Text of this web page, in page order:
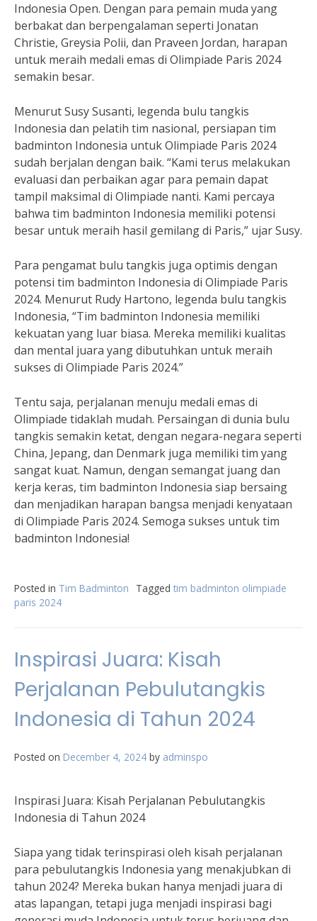
Indonesia Open. Dengan para pemain muda yang
berbakat dan berpengalaman seperti Jonatan
Christie, Greysia Polii, dan Praveen Jordan, harapan
untuk meraih medali emas di Olimpiade Paris 2024
semakin besar.
Menurut Susy Susanti, legenda bulu tangkis
Indonesia dan pelatih tim nasional, persiapan tim
badminton Indonesia untuk Olimpiade Paris 2024
sudah berjalan dengan baik. “Kami terus melakukan
evaluasi dan perbaikan agar para pemain dapat
tampil maksimal di Olimpiade nanti. Kami percaya
bahwa tim badminton Indonesia memiliki potensi
besar untuk meraih hasil gemilang di Paris,” ujar Susy.
Para pengamat bulu tangkis juga optimis dengan
potensi tim badminton Indonesia di Olimpiade Paris
2024. Menurut Rudy Hartono, legenda bulu tangkis
Indonesia, “Tim badminton Indonesia memiliki
kekuatan yang luar biasa. Mereka memiliki kualitas
dan mental juara yang dibutuhkan untuk meraih
sukses di Olimpiade Paris 2024.”
Tentu saja, perjalanan menuju medali emas di
Olimpiade tidaklah mudah. Persaingan di dunia bulu
tangkis semakin ketat, dengan negara-negara seperti
China, Jepang, dan Denmark juga memiliki tim yang
sangat kuat. Namun, dengan semangat juang dan
kerja keras, tim badminton Indonesia siap bersaing
dan menjadikan harapan bangsa menjadi kenyataan
di Olimpiade Paris 2024. Semoga sukses untuk tim
badminton Indonesia!
Posted in Tim Badminton Tagged tim badminton olimpiade
paris 2024
Inspirasi Juara: Kisah
Perjalanan Pebulutangkis
Indonesia di Tahun 2024
Posted on December 4, 2024 by adminspo
Inspirasi Juara: Kisah Perjalanan Pebulutangkis
Indonesia di Tahun 2024
Siapa yang tidak terinspirasi oleh kisah perjalanan
para pebulutangkis Indonesia yang menakjubkan di
tahun 2024? Mereka bukan hanya menjadi juara di
atas lapangan, tetapi juga menjadi inspirasi bagi